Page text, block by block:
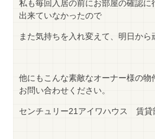
私も毎回入居の前にお部屋の確認に
出来ていなかったので
また気持ちを入れ変えて、明日から
他にもこんな素敵なオーナー様の
お問い合わせください。
センチュリー21アイワハウス 賃